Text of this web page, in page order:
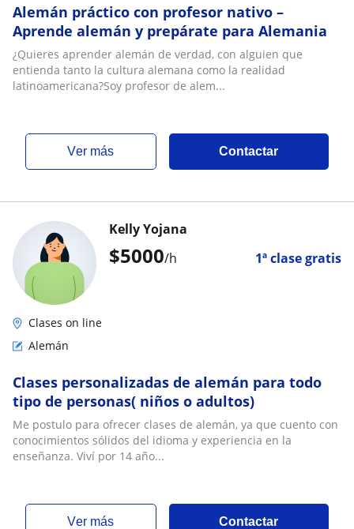
Alemán práctico con profesor nativo –
Aprende alemán y prepárate para Alemania
¿Quieres aprender alemán de verdad, con alguien que
entienda tanto la cultura alemana como la realidad
latinoamericana?Soy profesor de alem...
ver más Contactar
$5000/h 1ª clase gratis
Kelly Yojana
Clases on line
Alemán
Clases personalizadas de alemán para todo
tipo de personas( niños o adultos)
Me postulo para ofrecer clases de alemán, ya que cuento con
conocimientos sólidos del idioma y experiencia en la
enseñanza. Viví por 14 año...
ver más Contactar